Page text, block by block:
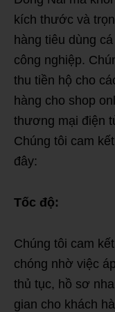
kích thước và
hàng tiêu dùng
công nghiệp.
thu tiền hộ cho
hàng cho shop
thương mại điện
Chúng tôi cam
đây:
Tốc độ:
Chúng tôi cam
chóng nhờ việc
thủ tục, hồ sơ
gian cho khách